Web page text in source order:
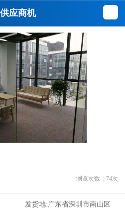
供应商机
浏览次数： 74次
发货地:广东省深圳市南山区